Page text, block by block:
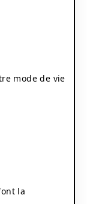
mode de vie
la